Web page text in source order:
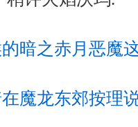
暗之赤月恶魔
魔龙东郊按理